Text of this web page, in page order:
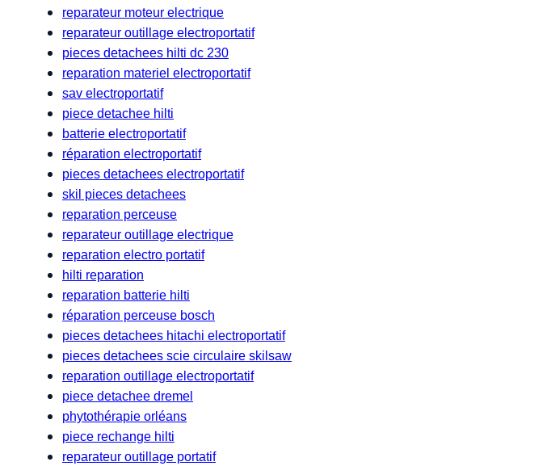
reparateur moteur electrique
reparateur outillage electroportatif
pieces detachees hilti dc 230
reparation materiel electroportatif
sav electroportatif
piece detachee hilti
batterie electroportatif
réparation electroportatif
pieces detachees electroportatif
skil pieces detachees
reparation perceuse
reparateur outillage electrique
reparation electro portatif
hilti reparation
reparation batterie hilti
réparation perceuse bosch
pieces detachees hitachi electroportatif
pieces detachees scie circulaire skilsaw
reparation outillage electroportatif
piece detachee dremel
phytothérapie orléans
piece rechange hilti
reparateur outillage portatif